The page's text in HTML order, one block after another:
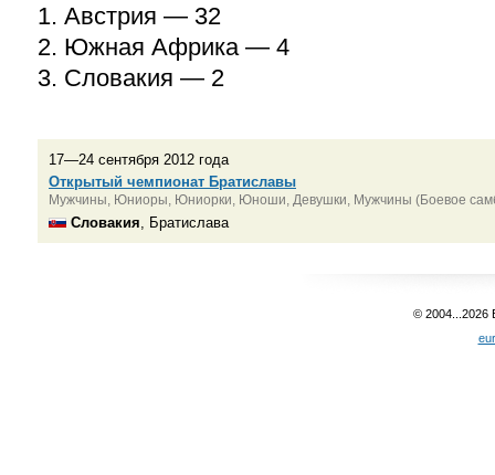
1. Австрия — 32
2. Южная Африка — 4
3. Словакия — 2
17—24 сентября 2012 года
Открытый чемпионат Братиславы
Мужчины, Юниоры, Юниорки, Юноши, Девушки, Мужчины (Боевое
Словакия , Братислава
© 2004...2026